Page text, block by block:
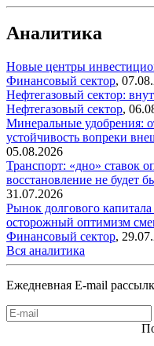
Аналитика
Новые центры
Финансовый сектор,
Нефтегазовый сектор:
Нефтегазовый сектор,
Минеральные удобрения:
устойчивость вопреки
05.08.2026
Транспорт: «дно» ставок
восстановление не будет
31.07.2026
Рынок долгового капитала
осторожный оптимизм
Финансовый сектор,
Вся аналитика
Ежедневная E-mail